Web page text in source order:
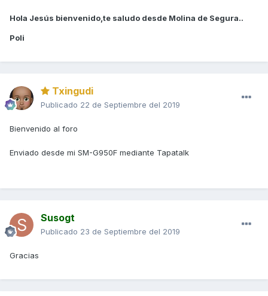
Hola Jesús bienvenido,te saludo desde Molina de Segura..
Poli
Txingudi
Publicado 22 de Septiembre del 2019
Bienvenido al foro
Enviado desde mi SM-G950F mediante Tapatalk
Susogt
Publicado 23 de Septiembre del 2019
Gracias